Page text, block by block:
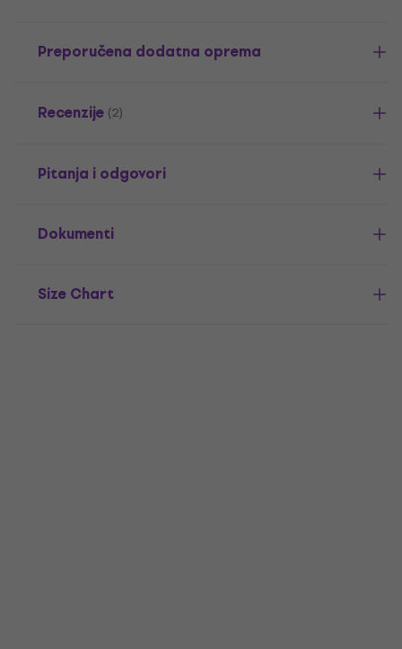
Preporučena dodatna oprema
Recenzije (2)
Pitanja i odgovori
Dokumenti
Size Chart